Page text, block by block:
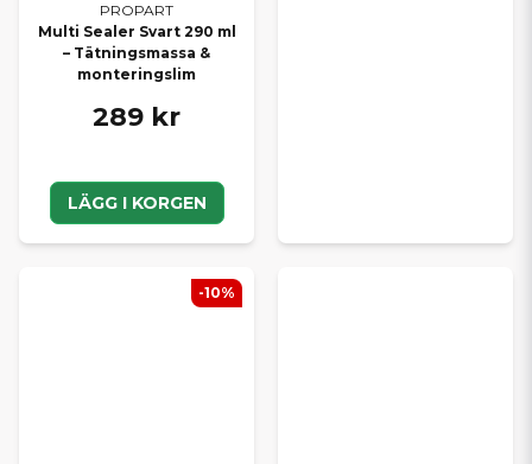
PROPART
Multi Sealer Svart 290 ml
– Tätningsmassa &
monteringslim
289 kr
LÄGG I KORGEN
-10%